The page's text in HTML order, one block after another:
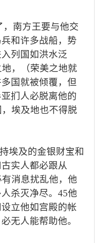
，南方王要与他交
和许多战船，势
列国如洪水泛
，（荣美之地就
国就被倾覆，但
扪人必脱离他的
埃及地也不得脱
埃及的金银财宝和
实人都必跟从
消息扰乱他，他
杀灭净尽。 45他
立他如宫殿的帐
无人能帮助他。